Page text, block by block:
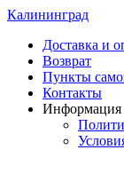
Калининград
Доставка и
Возврат
Пункты
Контакты
Информация